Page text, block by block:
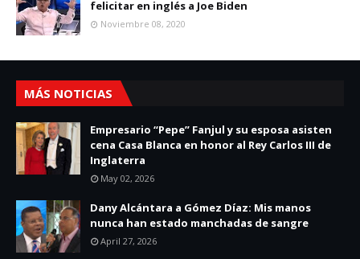
felicitar en inglés a Joe Biden
Noviembre 08, 2020
MÁS NOTICIAS
Empresario “Pepe” Fanjul y su esposa asisten
cena Casa Blanca en honor al Rey Carlos III de
Inglaterra
May 02, 2026
Dany Alcántara a Gómez Díaz: Mis manos
nunca han estado manchadas de sangre
April 27, 2026